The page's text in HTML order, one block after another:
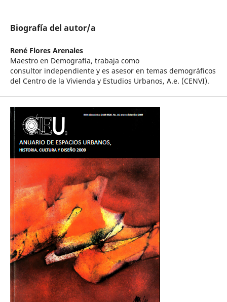
Biografía del autor/a
René Flores Arenales
Maestro en Demografía, trabaja como
consultor independiente y es asesor en temas demográficos
del Centro de la Vivienda y Estudios Urbanos, A.e. (CENVI).